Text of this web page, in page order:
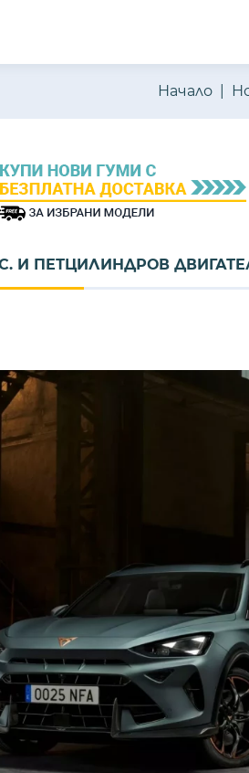
Начало
И ПЕТЦИЛИНДРОВ